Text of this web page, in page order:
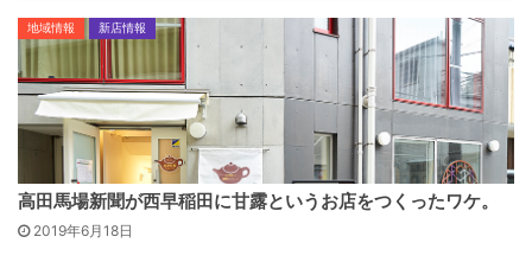
地域情報 新店情報
高田馬場新聞が西早稲田に甘露というお店をつくったワケ。
2019年6月18日